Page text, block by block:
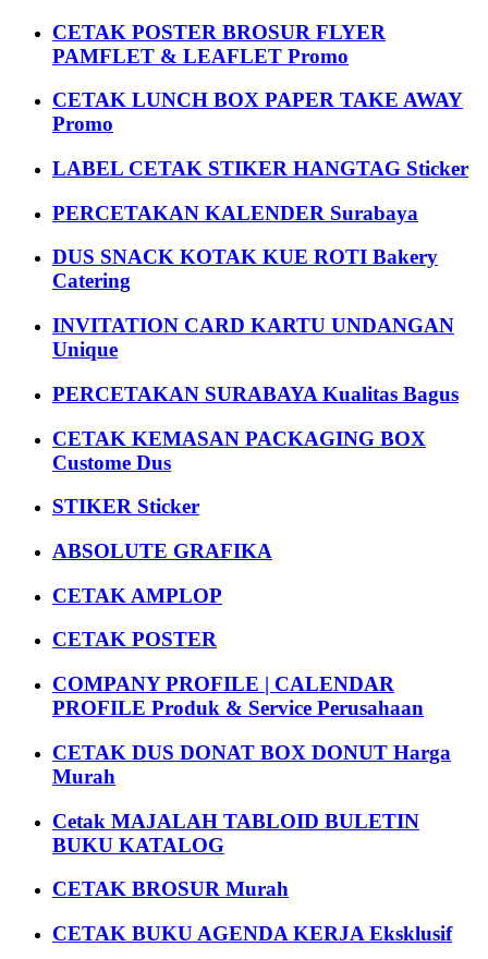
CETAK POSTER BROSUR FLYER
PAMFLET & LEAFLET Promo
CETAK LUNCH BOX PAPER TAKE AWAY
Promo
LABEL CETAK STIKER HANGTAG Sticker
PERCETAKAN KALENDER Surabaya
DUS SNACK KOTAK KUE ROTI Bakery
Catering
INVITATION CARD KARTU UNDANGAN
Unique
PERCETAKAN SURABAYA Kualitas Bagus
CETAK KEMASAN PACKAGING BOX
Custome Dus
STIKER Sticker
ABSOLUTE GRAFIKA
CETAK AMPLOP
CETAK POSTER
COMPANY PROFILE | CALENDAR
PROFILE Produk & Service Perusahaan
CETAK DUS DONAT BOX DONUT Harga
Murah
Cetak MAJALAH TABLOID BULETIN
BUKU KATALOG
CETAK BROSUR Murah
CETAK BUKU AGENDA KERJA Eksklusif